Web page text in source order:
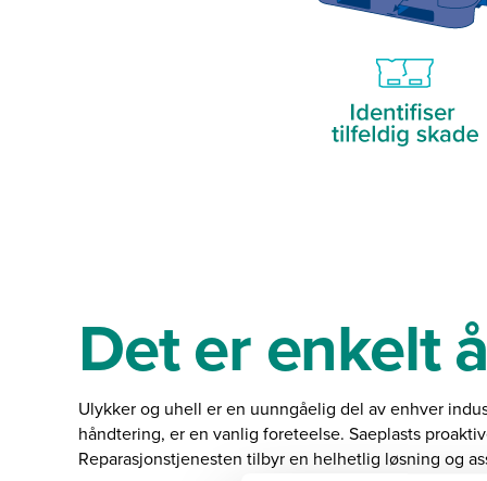
Det er enkelt
Ulykker og uhell er en uunngåelig del av enhver
håndtering, er en vanlig foreteelse. Saeplasts
Reparasjonstjenesten tilbyr en helhetlig løsning og